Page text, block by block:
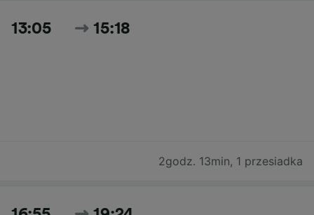
13:05 15:18
2godz. 13min, 1 przesiadka